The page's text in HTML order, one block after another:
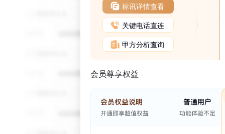
标讯详情查看
关键电话直连
甲方分析查询
会员尊享权益